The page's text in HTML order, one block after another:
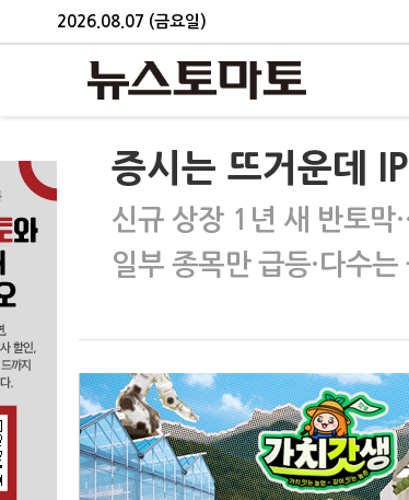
2026.08.07 (금요일)
증시는 뜨거운데
신규 상장 1년 새 반토
일부 종목만 급등·다수